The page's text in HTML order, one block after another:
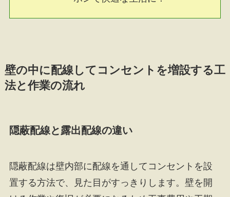
壁の中に配線してコンセントを増設する工
法と作業の流れ
隠蔽配線と露出配線の違い
隠蔽配線は壁内部に配線を通してコンセントを設
置する方法で、見た目がすっきりします。壁を開